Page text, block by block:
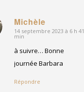
Michèle
dit
14 septembre 2023 à 6 h 41
min
à suivre… Bonne
journée Barbara
Répondre